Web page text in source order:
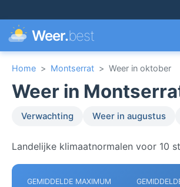
Weer.best
Home > Montserrat > Weer in oktober
Weer in
Verwachting Weer in augustus
Landelijke klimaatnormalen voor 10
GEMIDDELDE MAXIMUM